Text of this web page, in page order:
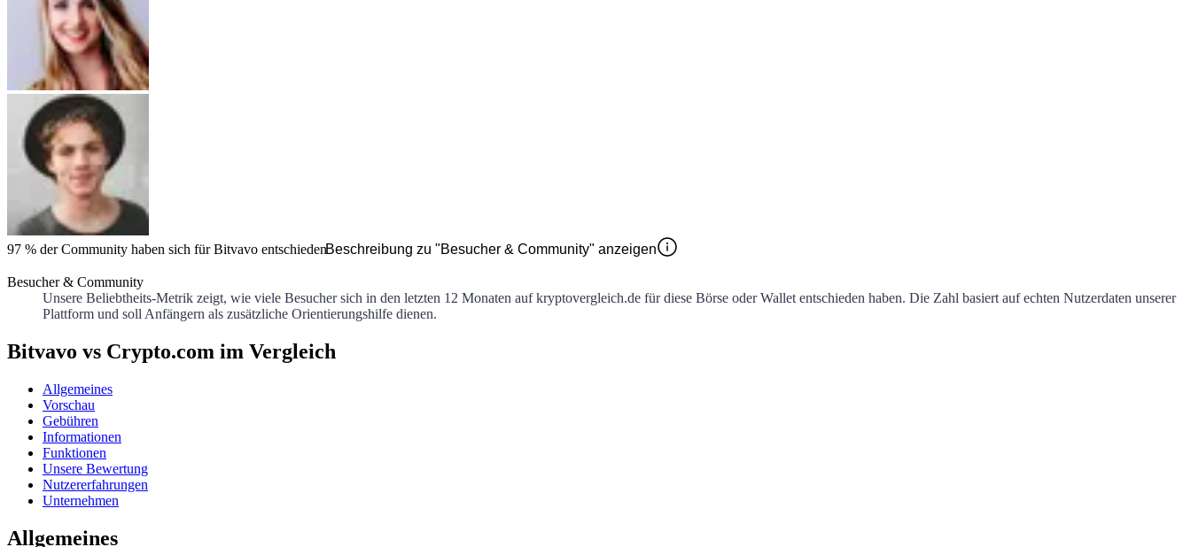
97 % der Community haben sich fürBitvavo entschiedenBeschreibung zu "Besucher & Community" anzeigen
Besucher & Community
Unsere Beliebtheits-Metrik zeigt, wie viele Besucher sich in den letzten 12 Monaten auf kryptovergleich.de für diese Börse oder Wallet entschieden haben. Die Zahl basiert auf echten Nutzerdaten unserer
Plattform und soll Anfängern als zusätzliche Orientierungshilfe dienen.
Bitvavo vs Crypto.com im Vergleich
Allgemeines
Vorschau
Gebühren
Informationen
Funktionen
Unsere Bewertung
Nutzererfahrungen
Unternehmen
Allgemeines